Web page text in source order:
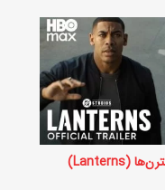
ی
ه
د
ل
ا
تریلر رسمی سریال لنترن‌ها (Lanterns)